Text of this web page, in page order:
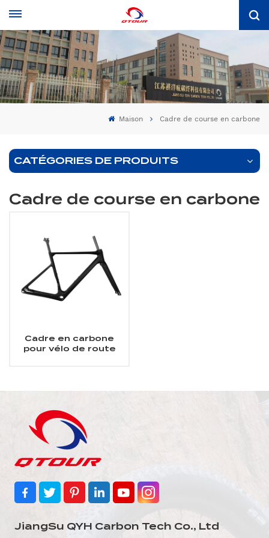
Maison Cadre de course en carbone
CATÉGORIES DE PRODUITS
Cadre de course en carbone
Cadre en carbone
pour vélo de route
JiangSu QYH Carbon Tech Co., Ltd